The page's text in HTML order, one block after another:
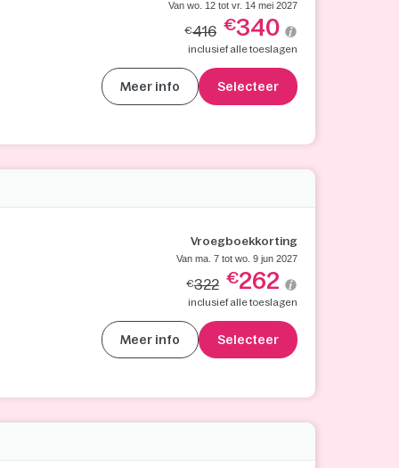
Van wo. 12 tot vr. 14 mei 2027
€416 €340
inclusief alle toeslagen
Meer info Selecteer
Vroegboekkorting
Van ma. 7 tot wo. 9 jun 2027
€322 €262
inclusief alle toeslagen
Meer info Selecteer